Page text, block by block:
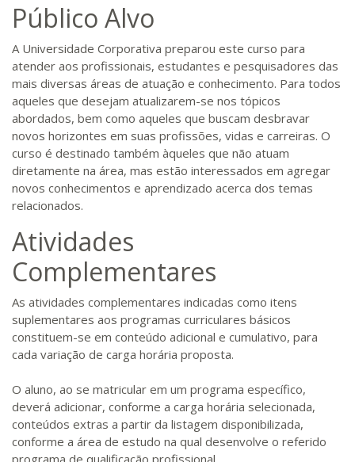
Público Alvo
A Universidade Corporativa preparou este curso para
atender aos profissionais, estudantes e pesquisadores das
mais diversas áreas de atuação e conhecimento. Para todos
aqueles que desejam atualizarem-se nos tópicos
abordados, bem como aqueles que buscam desbravar
novos horizontes em suas profissões, vidas e carreiras. O
curso é destinado também àqueles que não atuam
diretamente na área, mas estão interessados em agregar
novos conhecimentos e aprendizado acerca dos temas
relacionados.
Atividades
Complementares
As atividades complementares indicadas como itens
suplementares aos programas curriculares básicos
constituem-se em conteúdo adicional e cumulativo, para
cada variação de carga horária proposta.
O aluno, ao se matricular em um programa específico,
deverá adicionar, conforme a carga horária selecionada,
conteúdos extras a partir da listagem disponibilizada,
conforme a área de estudo na qual desenvolve o referido
programa de qualificação profissional.